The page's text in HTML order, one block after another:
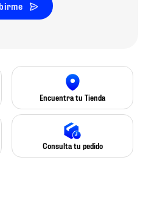
Encuentra tu Tienda
Consulta tu pedido